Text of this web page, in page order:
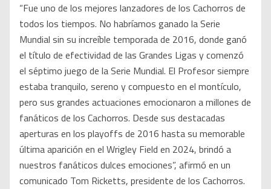
“Fue uno de los mejores lanzadores de los Cachorros de
todos los tiempos. No habríamos ganado la Serie
Mundial sin su increíble temporada de 2016, donde ganó
el título de efectividad de las Grandes Ligas y comenzó
el séptimo juego de la Serie Mundial. El Profesor siempre
estaba tranquilo, sereno y compuesto en el montículo,
pero sus grandes actuaciones emocionaron a millones de
fanáticos de los Cachorros. Desde sus destacadas
aperturas en los playoffs de 2016 hasta su memorable
última aparición en el Wrigley Field en 2024, brindó a
nuestros fanáticos dulces emociones”, afirmó en un
comunicado Tom Ricketts, presidente de los Cachorros.